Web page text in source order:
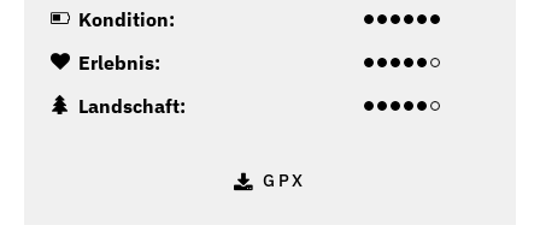
Kondition:
Erlebnis:
Landschaft:
GPX